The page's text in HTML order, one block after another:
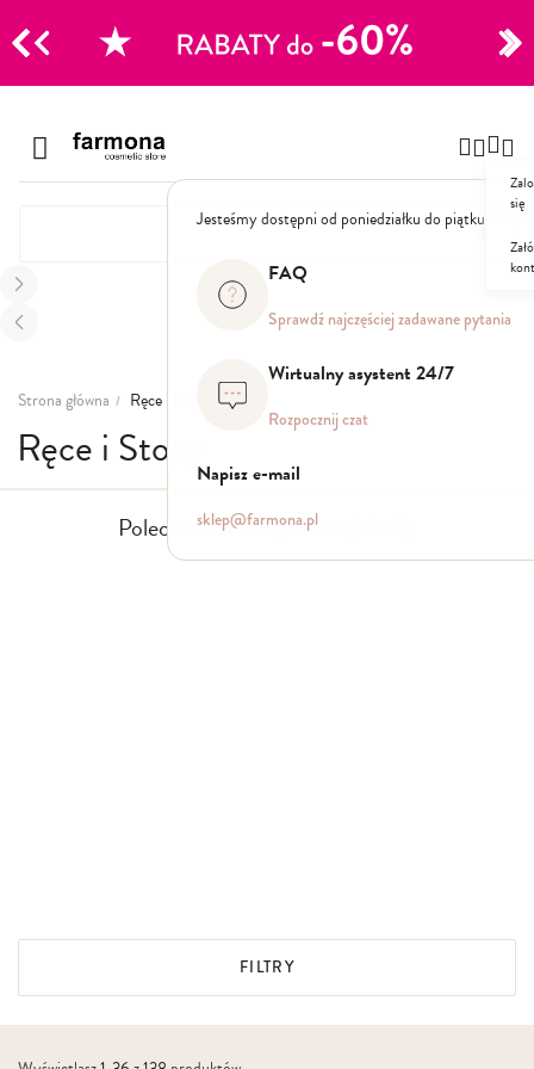
treści
Jesteśmy dostępni od poniedziałku do piątku:
FAQ
Sprawdź najczęściej zadawane pytania
Wirtualny asystent 24/7
Rozpocznij czat
Napisz e-mail
sklep@farmona.pl
się
Strona główna Ręce i Stopy
Ręce i Stopy
Polecane kosmetyki do rąk i stóp
FILTRY